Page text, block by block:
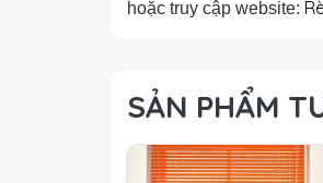
hoặc truy cập website:
SẢN PHẨM